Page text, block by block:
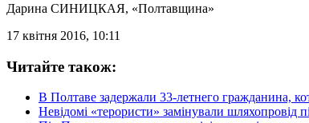
Дарина СИНИЦКАЯ, «Полтавщина»
17 квітня 2016, 10:11
Читайте також:
В Полтаве задержали 33-летнего гражданина,
Невідомі «терористи» замінували шляхопровід